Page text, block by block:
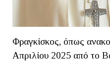
Φραγκίσκος, όπως
Απριλίου 2025 από το